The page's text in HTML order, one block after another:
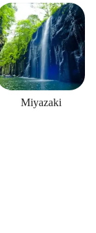
Miyazaki